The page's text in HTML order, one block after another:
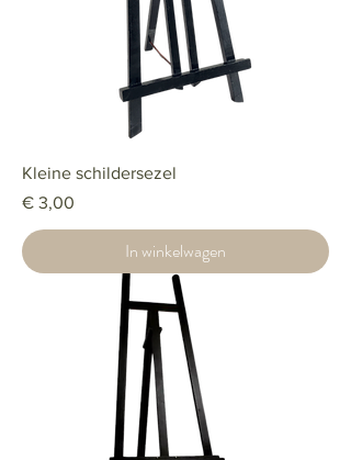
Kleine schildersezel
Prijs
€ 3,00
In winkelwagen